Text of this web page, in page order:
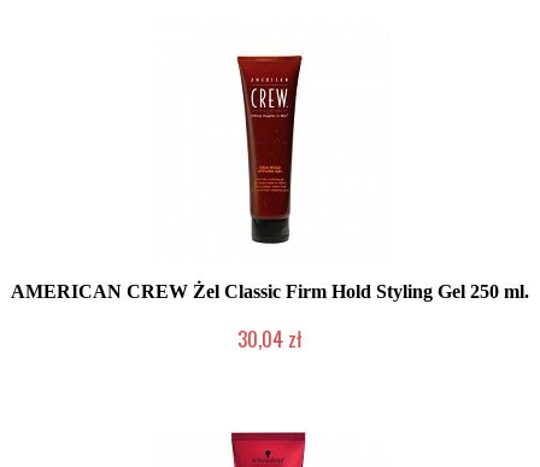
AMERICAN CREW Żel Classic Firm Hold Styling Gel 250 ml.
30,04 zł